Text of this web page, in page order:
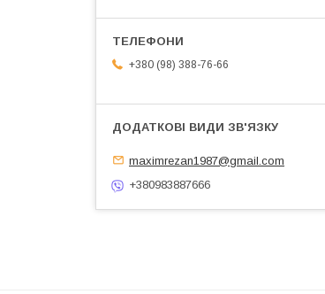
+380 (98) 388-76-66
maximrezan1987@gmail.com
+380983887666